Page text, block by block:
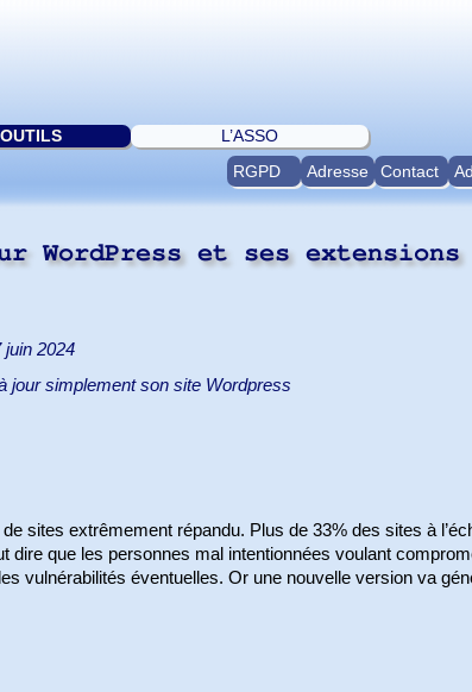
L’ASSO
RGPD
Adresse Contact
WordPress et ses extensions
juin 2024
jour simplement son site Wordpress
sites extrêmement répandu. Plus de 33% des sites à
dire que les personnes mal intentionnées voulant
vulnérabilités éventuelles. Or une nouvelle version va